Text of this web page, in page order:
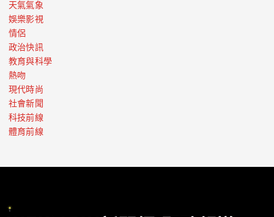
天氣氣象
娛樂影視
情侶
政治快訊
教育與科學
熱吻
現代時尚
社會新聞
科技前線
體育前線